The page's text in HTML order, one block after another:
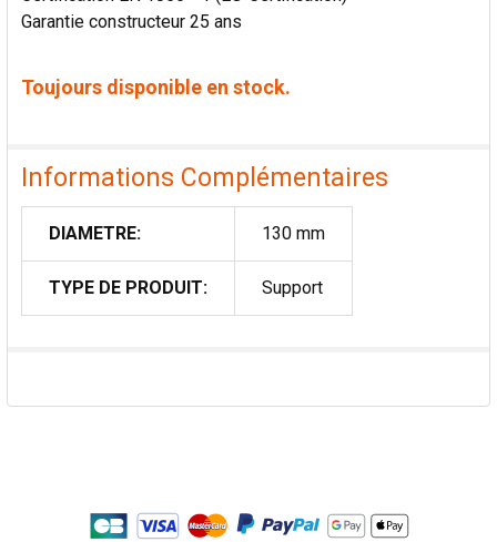
Garantie constructeur 25 ans
Toujours disponible en stock.
Informations Complémentaires
DIAMETRE: 130 mm
TYPE DE PRODUIT: Support